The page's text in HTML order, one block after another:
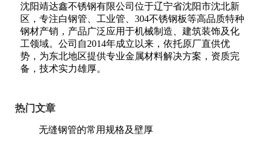
沈阳靖达鑫不锈钢有限公司位于辽宁省沈阳市沈北新
区，专注白钢管、工业管、304不锈钢板等高品质特种
钢材产销，产品广泛应用于机械制造、建筑装饰及化
工领域。公司自2014年成立以来，依托原厂直供优
势，为东北地区提供专业金属材料解决方案，资质完
备，技术实力雄厚。
热门文章
无缝钢管的常用规格及壁厚